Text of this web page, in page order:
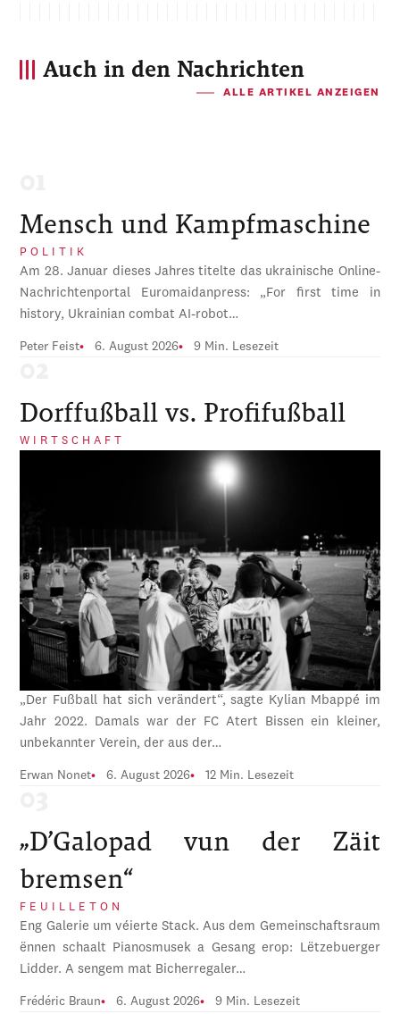
Auch in den Nachrichten
ALLE ARTIKEL ANZEIGEN
Mensch und Kampfmaschine
POLITIK
Am 28. Januar dieses Jahres titelte das ukrainische Online-
Nachrichtenportal Euromaidanpress: „For first time in
history, Ukrainian combat AI-robot…
Peter Feist 6. August 2026 9 Min. Lesezeit
Dorffußball vs. Profifußball
WIRTSCHAFT
„Der Fußball hat sich verändert“, sagte Kylian Mbappé im
Jahr 2022. Damals war der FC Atert Bissen ein kleiner,
unbekannter Verein, der aus der…
Erwan Nonet 6. August 2026 12 Min. Lesezeit
„D’Galopad vun der Zäit
bremsen“
FEUILLETON
Eng Galerie um véierte Stack. Aus dem Gemeinschaftsraum
ënnen schaalt Pianosmusek a Gesang erop: Lëtzebuerger
Lidder. A sengem mat Bicherregaler…
Frédéric Braun 6. August 2026 9 Min. Lesezeit